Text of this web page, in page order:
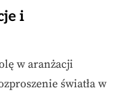
i
w aranżacji
światła w